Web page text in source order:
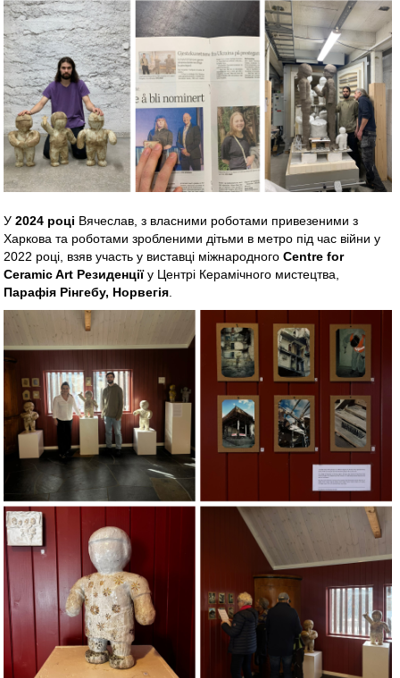
У2024 році Вячеслав, з власними роботами привезеними з
Харкова та роботами зробленими дітьми в метро під час війни у
2022 році, взяв участь у виставці міжнародногоCentre for
Ceramic Art Резиденціїу Центрі Керамічного мистецтва,
Парафія Рінгебу, Норвегія